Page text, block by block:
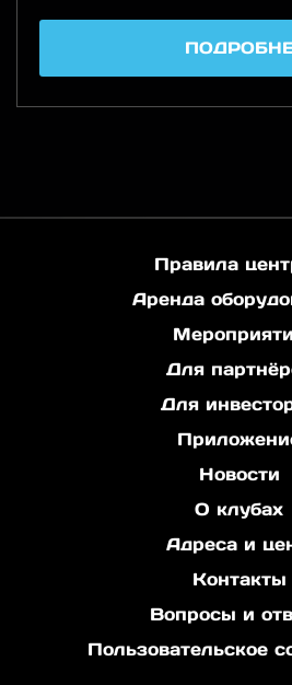
Правила
Аренда
Для
Для
Новости
О клубах
Адреса и
Контакты
Вопросы и
Пользовательское